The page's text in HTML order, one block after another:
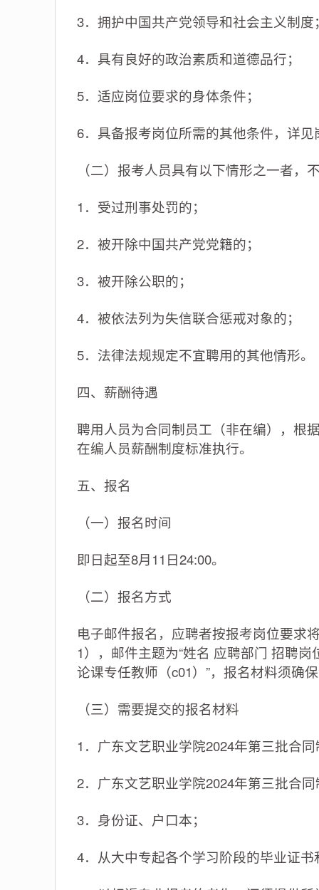
3．拥护中国共产党领导和社会主义制度
4．具有良好的政治素质和道德品行；
5．适应岗位要求的身体条件；
6．具备报考岗位所需的其他条件，详
（二）报考人员具有以下情形之一者，
1．受过刑事处罚的；
2．被开除中国共产党党籍的；
3．被开除公职的；
4．被依法列为失信联合惩戒对象的；
5．法律法规规定不宜聘用的其他情形。
四、薪酬待遇
聘用人员为合同制员工（非在编），根
在编人员薪酬制度标准执行。
五、报名
（一）报名时间
即日起至8月11日24:00。
（二）报名方式
电子邮件报名，应聘者按报考岗位要求
1），邮件主题为“姓名 应聘部门 招聘
论课专任教师（c01）”，报名材料须确
（三）需要提交的报名材料
1．广东文艺职业学院2024年第三批合
2．广东文艺职业学院2024年第三批合
3．身份证、户口本；
4．从大中专起各个学习阶段的毕业证